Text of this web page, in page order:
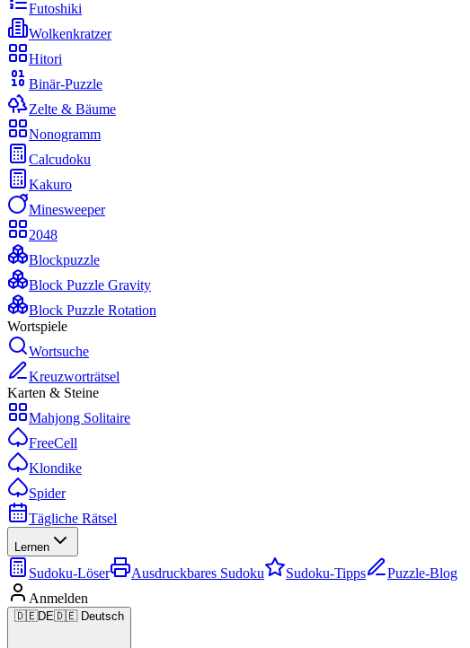
Futoshiki
Wolkenkratzer
Hitori
Binär-Puzzle
Zelte & Bäume
Nonogramm
Calcudoku
Kakuro
Minesweeper
2048
Blockpuzzle
Block Puzzle Gravity
Block Puzzle Rotation
Wortspiele
Wortsuche
Kreuzworträtsel
Karten & Steine
Mahjong Solitaire
FreeCell
Klondike
Spider
Tägliche Rätsel
Lernen
Sudoku-Löser Ausdruckbares Sudoku Sudoku-Tipps
Puzzle-Blog
Anmelden
🇩🇪DE🇩🇪 Deutsch